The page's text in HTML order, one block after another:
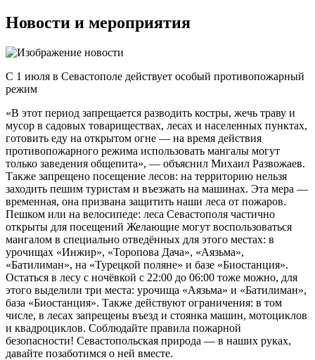
Новости и мероприятия
С 1 июля в Севастополе действует особый противопожарный
режим
«В этот период запрещается разводить костры, жечь траву и
мусор в садовых товариществах, лесах и населенных пунктах,
готовить еду на открытом огне — на время действия
противопожарного режима использовать мангалы могут
только заведения общепита», — объяснил Михаил Развожаев.
Также запрещено посещение лесов: на территорию нельзя
заходить пешим туристам и въезжать на машинах. Эта мера —
временная, она призвана защитить наши леса от пожаров.
Пешком или на велосипеде: леса Севастополя частично
открыты для посещений Желающие могут воспользоваться
мангалом в специально отведённых для этого местах: в
урочищах «Инжир», «Торопова Дача», «Аязьма»,
«Батилиман», на «Турецкой поляне» и базе «Биостанция».
Остаться в лесу с ночёвкой с 22:00 до 06:00 тоже можно, для
этого выделили три места: урочища «Аязьма» и «Батилиман»,
база «Биостанция». Также действуют ограничения: в том
числе, в лесах запрещены въезд и стоянка машин, мотоциклов
и квадроциклов. Соблюдайте правила пожарной
безопасности! Севастопольская природа — в наших руках,
давайте позаботимся о ней вместе.